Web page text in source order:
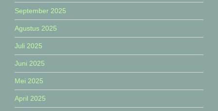
September 2025
Agustus 2025
Juli 2025
Juni 2025
Mei 2025
April 2025